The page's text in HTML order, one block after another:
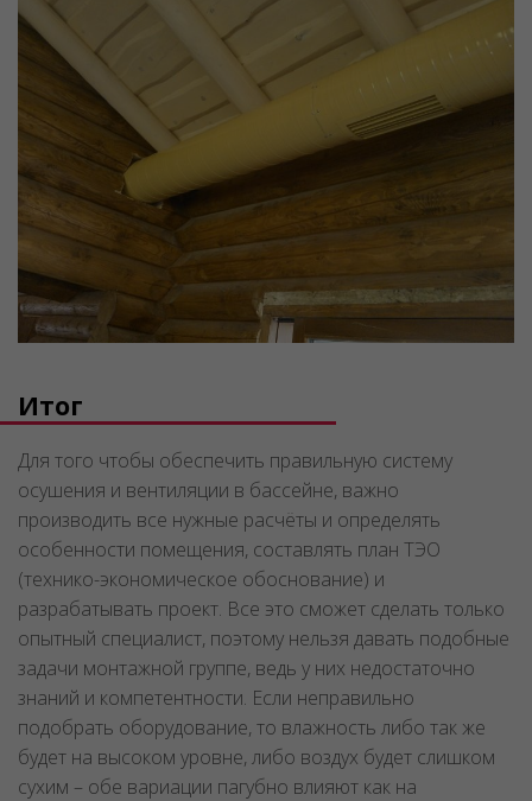
Итог
Для того чтобы обеспечить правильную систему
осушения и вентиляции в бассейне, важно
производить все нужные расчёты и определять
особенности помещения, составлять план ТЭО
(технико-экономическое обоснование) и
разрабатывать проект. Все это сможет сделать только
опытный специалист, поэтому нельзя давать подобные
задачи монтажной группе, ведь у них недостаточно
знаний и компетентности. Если неправильно
подобрать оборудование, то влажность либо так же
будет на высоком уровне, либо воздух будет слишком
сухим – обе вариации пагубно влияют как на